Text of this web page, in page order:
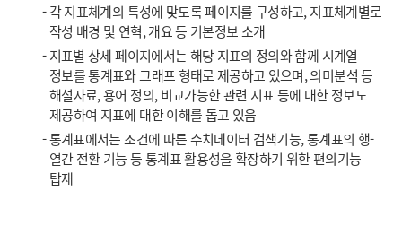
-각 지표체계의 특성에 맞도록 페이지를 구성하고, 지표체계별로
작성 배경 및 연혁, 개요 등 기본정보 소개
-지표별 상세 페이지에서는 해당 지표의 정의와 함께 시계열
정보를 통계표와 그래프 형태로 제공하고 있으며, 의미분석 등
해설자료, 용어 정의, 비교가능한 관련 지표 등에 대한 정보도
제공하여 지표에 대한 이해를 돕고 있음
-통계표에서는 조건에 따른 수치데이터 검색기능, 통계표의 행-
열간 전환 기능 등 통계표 활용성을 확장하기 위한 편의기능
탑재